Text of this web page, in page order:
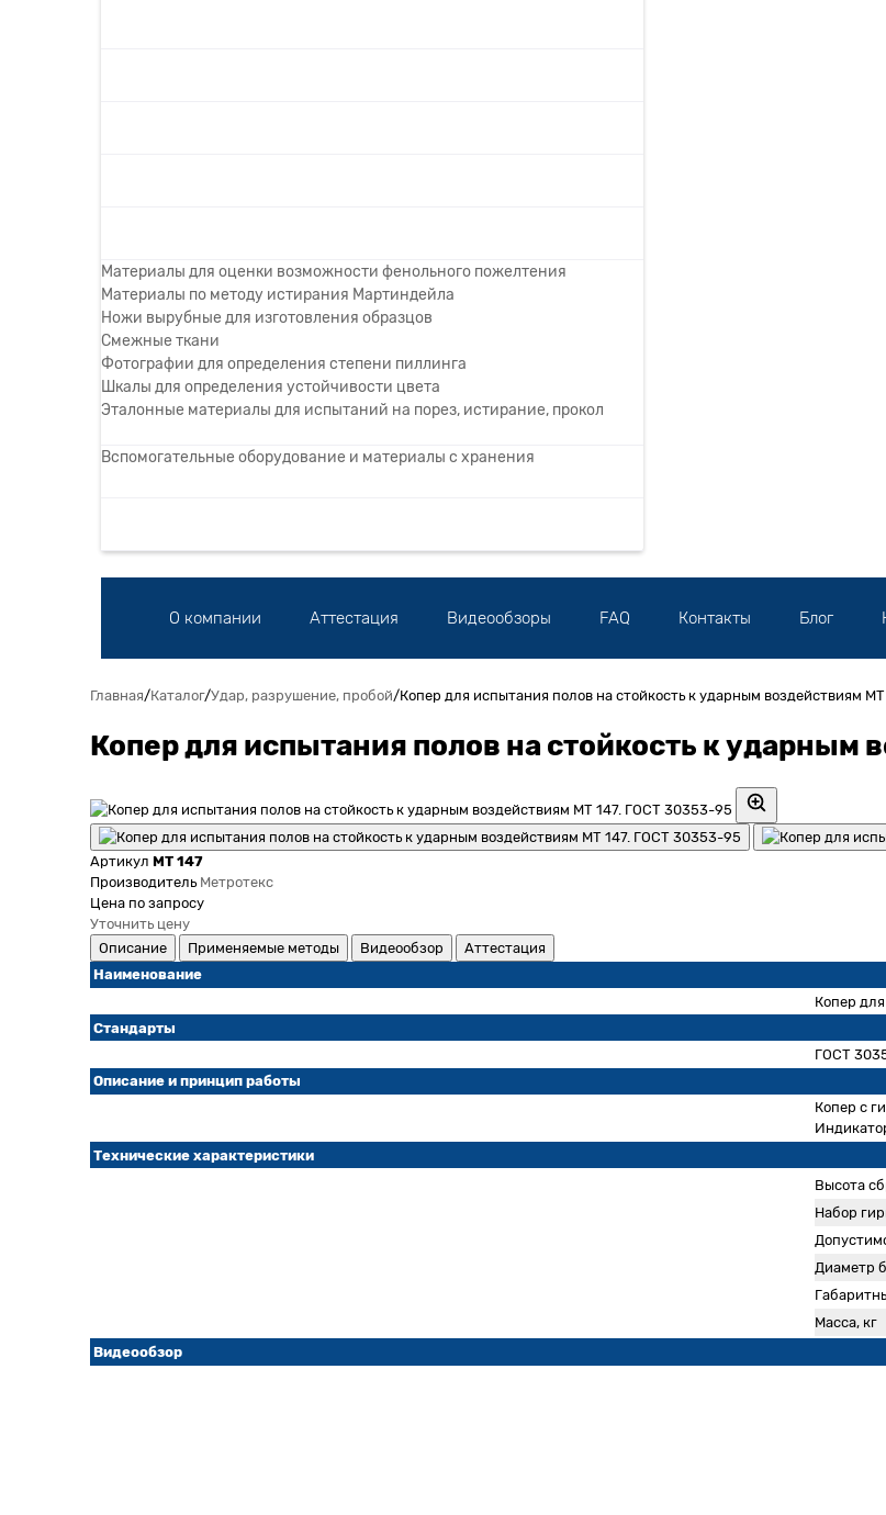
Материалы для оценки возможности фенольного пожелтения
Материалы по методу истирания Мартиндейла
Ножи вырубные для изготовления образцов
Смежные ткани
Фотографии для определения степени пиллинга
Шкалы для определения устойчивости цвета
Эталонные материалы для испытаний на порез, истирание, прокол
Вспомогательные оборудование и материалы с хранения
О компании Аттестация Видеообзоры FAQ Контакты Блог
Главная/Каталог/Удар, разрушение, пробой/Копер для испытания полов на стойкость к ударным воздействиям
Копер для испытания полов на стойкость к
Артикул МТ 147
Производитель Метротекс
Цена по запросу
Уточнить цену
Описание
Применяемые методы Видеообзор
Аттестация
Наименование
Копер
Стандарты
ГОСТ
Описание и принцип работы
Копер с
Технические характеристики
Высота
Набор
Диаметр
Масса, кг
Видеообзор